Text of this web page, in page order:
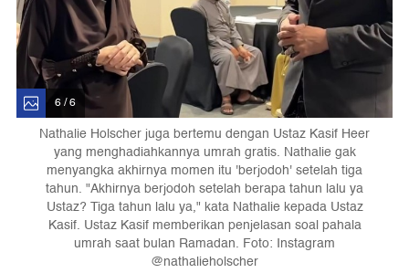
6 / 6
Nathalie Holscher juga bertemu dengan Ustaz Kasif Heer
yang menghadiahkannya umrah gratis. Nathalie gak
menyangka akhirnya momen itu 'berjodoh' setelah tiga
tahun. "Akhirnya berjodoh setelah berapa tahun lalu ya
Ustaz? Tiga tahun lalu ya," kata Nathalie kepada Ustaz
Kasif. Ustaz Kasif memberikan penjelasan soal pahala
umrah saat bulan Ramadan. Foto: Instagram
@nathalieholscher